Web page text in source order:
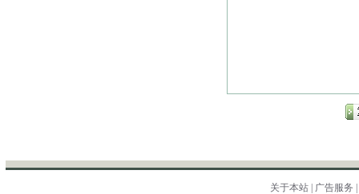
关于本站 广告服务